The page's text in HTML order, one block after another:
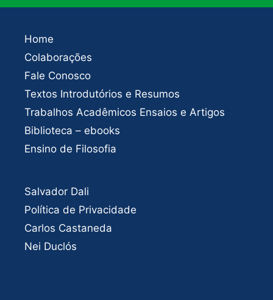
Home
Colaborações
Fale Conosco
Textos Introdutórios e Resumos
Trabalhos Acadêmicos Ensaios e Artigos
Biblioteca – ebooks
Ensino de Filosofia
Salvador Dali
Política de Privacidade
Carlos Castaneda
Nei Duclós